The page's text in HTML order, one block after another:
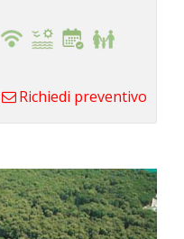
Richiedi preventivo